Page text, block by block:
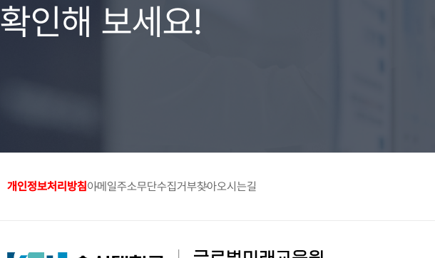
확인해 보세요!
개인정보처리방침 이메일주소무단수집거부찾아오시는길